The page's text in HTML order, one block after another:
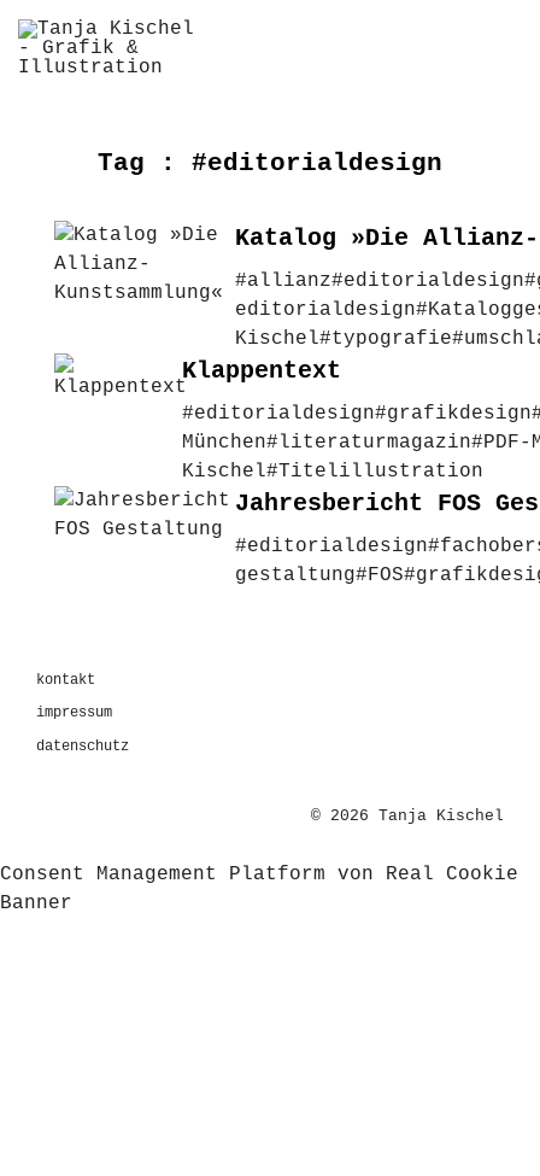
Tag : #editorialdesign
Katalog »Die Allianz-
#allianz#editorialdesign
editorialdesign
Kischel#typografie
Klappentext
#editorialdesign#grafikdesign
München#literaturmagazin#PDF-
Kischel#Titelillustration
Jahresbericht FOS
#editorialdesign
gestaltung#FOS
kontakt
impressum
datenschutz
© 2026 Tanja Kischel
Consent Management Platform von Real Cookie
Banner